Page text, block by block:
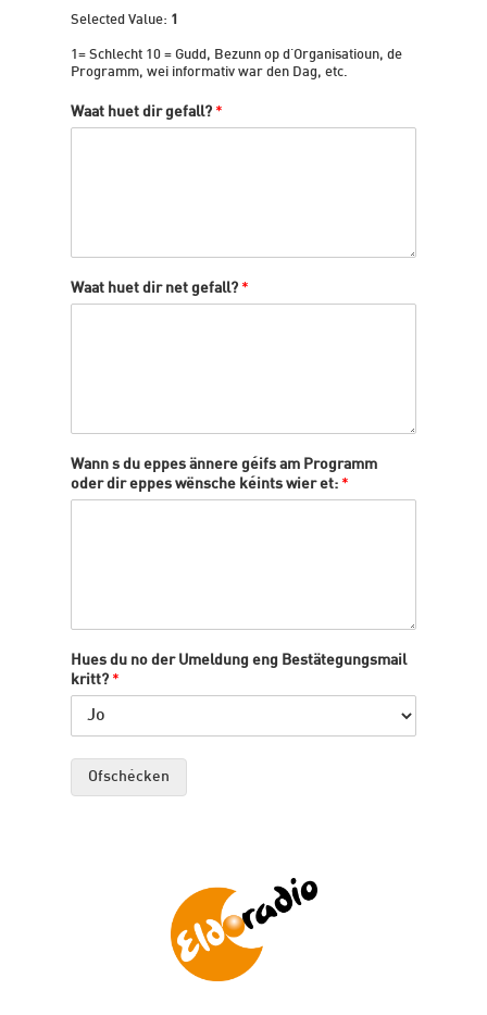
Selected Value: 1
1= Schlecht 10 = Gudd, Bezunn op d'Organisatioun, de
Programm, wei informativ war den Dag, etc.
Waat huet dir gefall? *
Waat huet dir net gefall? *
Wann s du eppes ännere géifs am Programm
oder dir eppes wënsche kéints wier et: *
Hues du no der Umeldung eng Bestätegungsmail
kritt? *
Ofschécken